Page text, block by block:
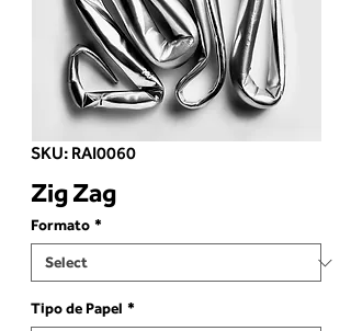
SKU: RAI0060
Zig Zag
Formato *
Tipo de Papel *